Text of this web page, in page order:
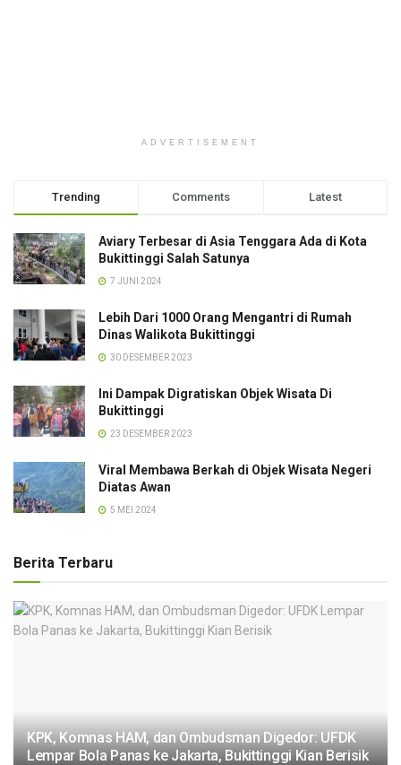
ADVERTISEMENT
Trending Comments Latest
Aviary Terbesar di Asia Tenggara Ada di Kota
Bukittinggi Salah Satunya
7 JUNI 2024
Lebih Dari 1000 Orang Mengantri di Rumah
Dinas Walikota Bukittinggi
30 DESEMBER 2023
Ini Dampak Digratiskan Objek Wisata Di
Bukittinggi
23 DESEMBER 2023
Viral Membawa Berkah di Objek Wisata Negeri
Diatas Awan
5 MEI 2024
Berita Terbaru
KPK, Komnas HAM, dan Ombudsman Digedor: UFDK
Lempar Bola Panas ke Jakarta, Bukittinggi Kian Berisik